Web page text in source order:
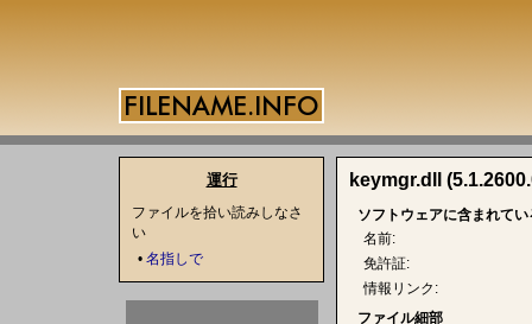
keymgr.dll
ソフトウェアに含まれてい
名前:
免許証:
情報リンク:
ファイル細部
運行
ファイルを拾い読みしなさ
い
• 名指しで